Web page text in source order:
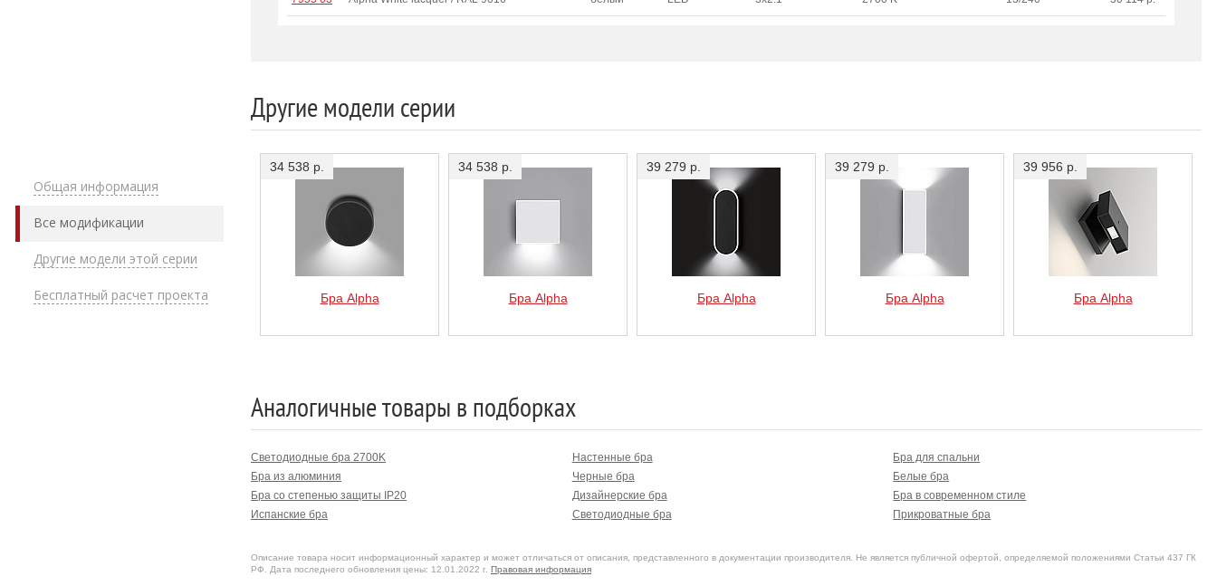
Общая информация
Все модификации
Другие модели этой серии
Бесплатный расчет проекта
Другие модели серии
34 538 р.
Бра Alpha
34 538 р.
Бра Alpha
39 279 р.
Бра Alpha
39 279 р.
Бра Alpha
39 956 р.
Бра Alpha
Аналогичные товары в подборках
Светодиодные бра 2700K
Бра из алюминия
Бра со степенью защиты IP20
Испанские бра
Настенные бра
Черные бра
Дизайнерские бра
Светодиодные бра
Бра для спальни
Белые бра
Бра в современном стиле
Прикроватные бра
Описание товара носит информационный характер и может отличаться от описания, представленного в документации производителя. Не является публичной офертой, определяемой положениями Статьи 437 ГК
РФ. Дата последнего обновления цены: 12.01.2022 г. Правовая информация